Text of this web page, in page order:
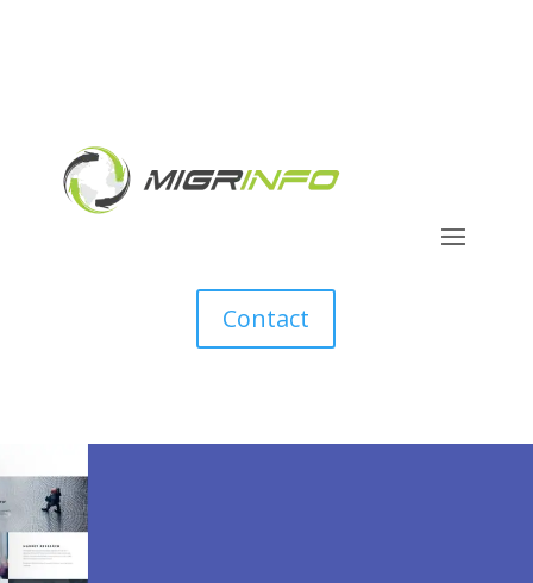
Contact
Création de site internet